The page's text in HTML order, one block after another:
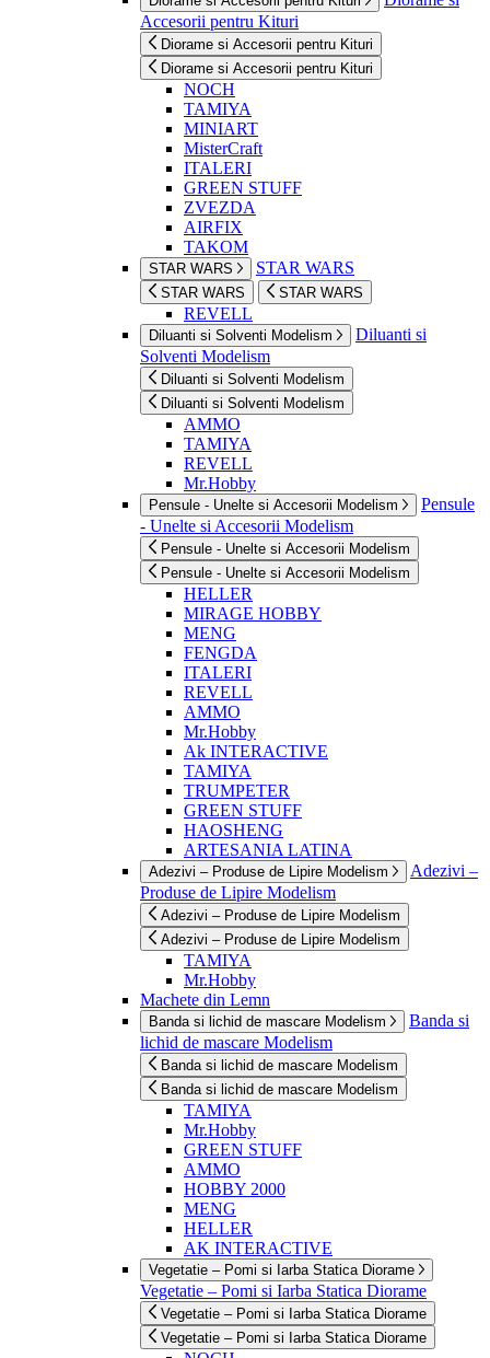
Accesorii pentru Kituri
Diorame si Accesorii pentru Kituri
Diorame si Accesorii pentru Kituri
NOCH
TAMIYA
MINIART
MisterCraft
ITALERI
GREEN STUFF
ZVEZDA
AIRFIX
TAKOM
STAR WARS STAR WARS
STAR WARS STAR WARS
REVELL
Diluanti si Solventi Modelism
Diluanti si
Solventi Modelism
Diluanti si Solventi Modelism
Diluanti si Solventi Modelism
AMMO
TAMIYA
REVELL
Mr.Hobby
Pensule - Unelte si Accesorii Modelism
Pensule
- Unelte si Accesorii Modelism
Pensule - Unelte si Accesorii Modelism
Pensule - Unelte si Accesorii Modelism
HELLER
MIRAGE HOBBY
MENG
FENGDA
ITALERI
REVELL
AMMO
Mr.Hobby
Ak INTERACTIVE
TAMIYA
TRUMPETER
GREEN STUFF
HAOSHENG
ARTESANIA LATINA
Adezivi – Produse de Lipire Modelism
Adezivi –
Produse de Lipire Modelism
Adezivi – Produse de Lipire Modelism
Adezivi – Produse de Lipire Modelism
TAMIYA
Mr.Hobby
Machete din Lemn
Banda si lichid de mascare Modelism
Banda si
lichid de mascare Modelism
Banda si lichid de mascare Modelism
Banda si lichid de mascare Modelism
TAMIYA
Mr.Hobby
GREEN STUFF
AMMO
HOBBY 2000
MENG
HELLER
AK INTERACTIVE
Vegetatie – Pomi si Iarba Statica Diorame
Vegetatie – Pomi si Iarba Statica Diorame
Vegetatie – Pomi si Iarba Statica Diorame
Vegetatie – Pomi si Iarba Statica Diorame